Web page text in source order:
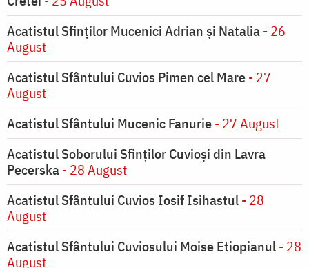
Acatistul Sfinților Mucenici Adrian și Natalia- 26
August
Acatistul Sfântului Cuvios Pimen cel Mare- 27
August
Acatistul Sfântului Mucenic Fanurie- 27 August
Acatistul Soborului Sfinților Cuvioși din Lavra
Pecerska- 28 August
Acatistul Sfântului Cuvios Iosif Isihastul- 28
August
Acatistul Sfântului Cuviosului Moise Etiopianul- 28
August